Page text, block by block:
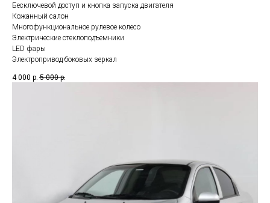
Бесключевой доступ и кнопка запуска двигателя
Кожанный салон
Многофункциональное рулевое колесо
Электрические стеклоподъемники
LED фары
Электропривод боковых зеркал
4 000 р. 5 000 р.